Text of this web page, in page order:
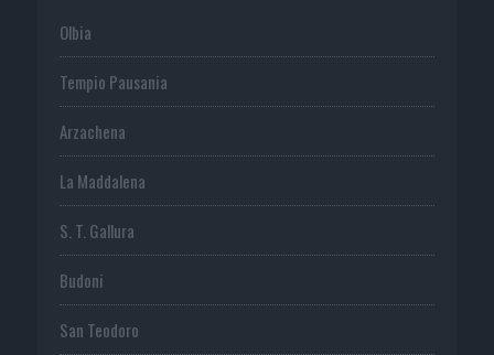
Olbia
Tempio Pausania
Arzachena
La Maddalena
S. T. Gallura
Budoni
San Teodoro